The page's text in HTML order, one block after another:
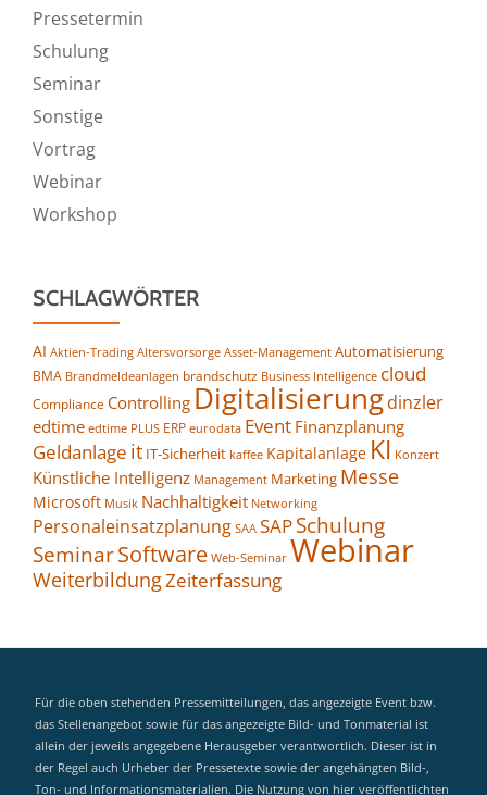
Pressetermin
Schulung
Seminar
Sonstige
Vortrag
Webinar
Workshop
SCHLAGWÖRTER
AI Aktien-Trading Altersvorsorge Asset-Management Automatisierung
BMA Brandmeldeanlagen brandschutz Business Intelligence cloud
Compliance Controlling Digitalisierungdinzler
edtime edtime PLUS ERP eurodata Event Finanzplanung
Geldanlage it IT-Sicherheit kaffee Kapitalanlage KI Konzert
Künstliche Intelligenz Management Marketing Messe
Microsoft Musik Nachhaltigkeit Networking
Personaleinsatzplanung SAA SAPSchulung
SeminarSoftware Web-Seminar Webinar
WeiterbildungZeiterfassung
Für die oben stehenden Pressemitteilungen, das angezeigte Event bzw.
das Stellenangebot sowie für das angezeigte Bild- und Tonmaterial ist
allein der jeweils angegebene Herausgeber verantwortlich. Dieser ist in
der Regel auch Urheber der Pressetexte sowie der angehängten Bild-,
Ton- und Informationsmaterialien. Die Nutzung von hier veröffentlichten